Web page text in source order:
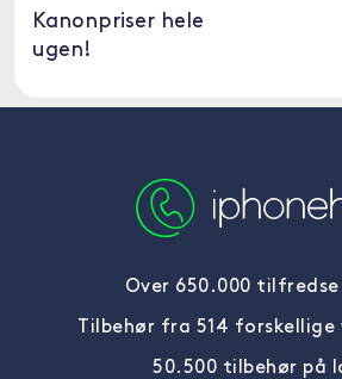
Kanonpriser hele
ugen!
Over 650.000 tilfredse
Tilbehør fra 514
50.500 tilbehør på